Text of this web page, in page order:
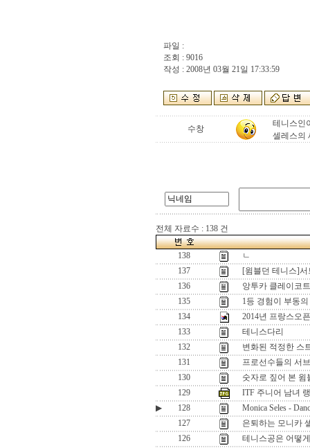
파일 :
조회 : 9016
작성 : 2008년 03월 21일 17:33:59
수창
테니스인
셀레스의
전체 자료수 : 138 건
138
ㄴ
137
[윔블던 테니스]
136
앙투카 클레이코
135
1등 경험이 부동
134
2014년 프랑스오
133
테니스다리
132
변화된 적정한 스
131
프로선수들의 서
130
숫자로 짚어 본 윔
129
ITF 주니어 남녀
▶
128
Monica Seles -
127
은퇴하는 모니카
126
테니스공은 어떻